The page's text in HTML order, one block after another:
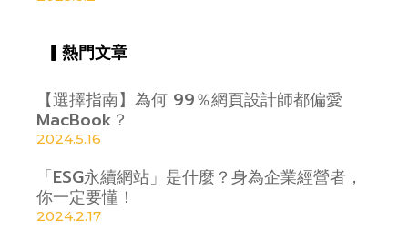
▎熱門文章
【選擇指南】為何 99％網頁設計師都偏愛
MacBook？
2024.5.16
「ESG永續網站」是什麼？身為企業經營者，
你一定要懂！
2024.2.17